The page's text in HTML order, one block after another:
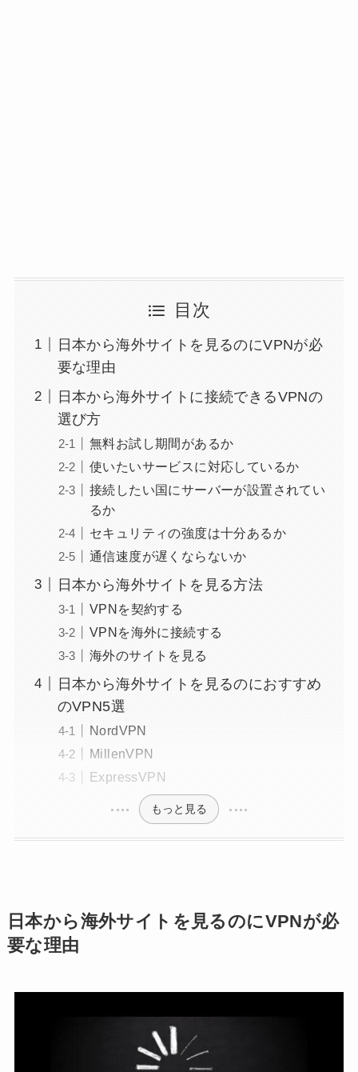
目次
日本から海外サイトを見るのにVPNが必
要な理由
日本から海外サイトに接続できるVPNの
選び方
無料お試し期間があるか
使いたいサービスに対応しているか
接続したい国にサーバーが設置されてい
るか
セキュリティの強度は十分あるか
通信速度が遅くならないか
日本から海外サイトを見る方法
VPNを契約する
VPNを海外に接続する
海外のサイトを見る
日本から海外サイトを見るのにおすすめ
のVPN5選
NordVPN
MillenVPN
ExpressVPN
もっと見る
日本から海外サイトを見るのにVPNが必
要な理由